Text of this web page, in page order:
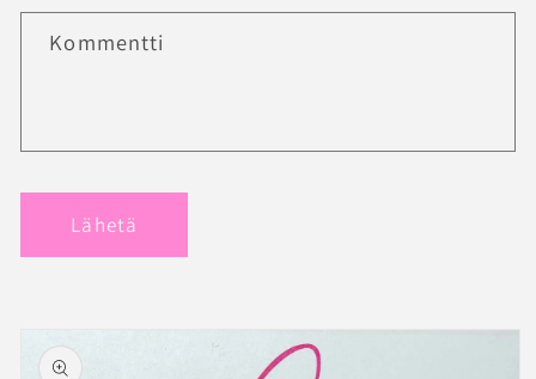
Kommentti
Lähetä
Siirry
tuotetietoihin